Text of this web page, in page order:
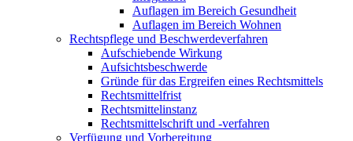
Auflagen im Bereich Gesundheit
Auflagen im Bereich Wohnen
Rechtspflege und Beschwerdeverfahren
Aufschiebende Wirkung
Aufsichtsbeschwerde
Gründe für das Ergreifen eines Rechtsmittels
Rechtsmittelfrist
Rechtsmittelinstanz
Rechtsmittelschrift und -verfahren
Verfügung und Vorbereitung